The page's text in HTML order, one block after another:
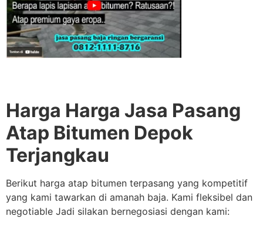
Harga Harga Jasa Pasang
Atap Bitumen Depok
Terjangkau
Berikut harga atap bitumen terpasang yang kompetitif
yang kami tawarkan di amanah baja. Kami fleksibel dan
negotiable Jadi silakan bernegosiasi dengan kami: